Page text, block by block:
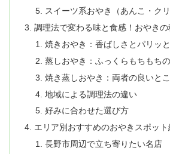
スイーツ系おやき（あんこ・クリ
調理法で変わる味と食感！おやきの
焼きおやき：香ばしさとパリッ
蒸しおやき：ふっくらもちもち
焼き蒸しおやき：両者の良いと
地域による調理法の違い
好みに合わせた選び方
エリア別おすすめのおやきスポット
長野市周辺で立ち寄りたい名店